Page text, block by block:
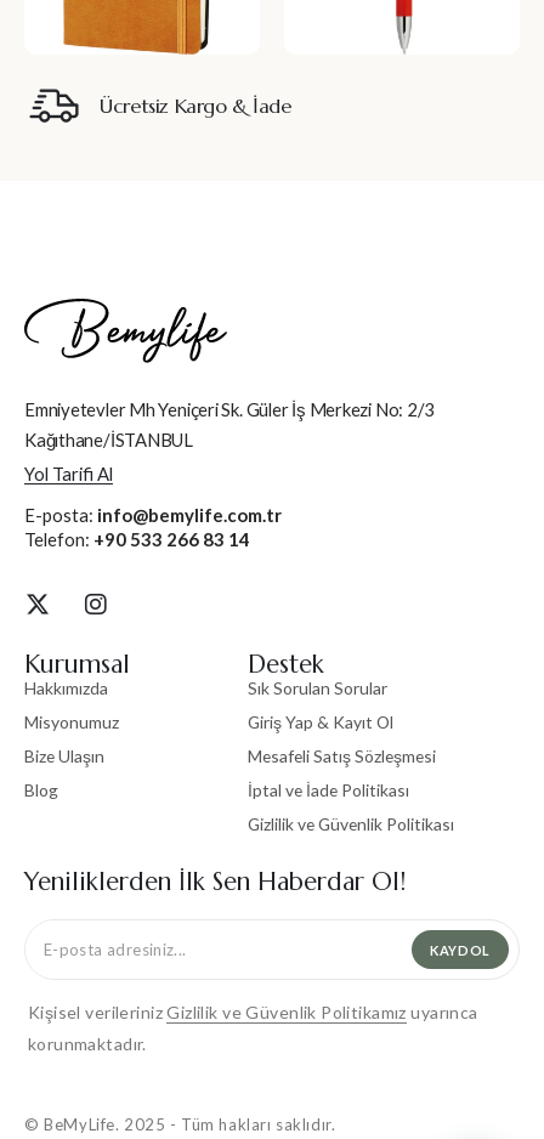
Ücretsiz Kargo & İade
Emniyetevler Mh Yeniçeri Sk. Güler İş Merkezi No: 2/3
Kağıthane/İSTANBUL
Yol Tarifi Al
E-posta: info@bemylife.com.tr
Telefon: +90 533 266 83 14
Kurumsal
Hakkımızda
Misyonumuz
Bize Ulaşın
Blog
Destek
Sık Sorulan Sorular
Giriş Yap & Kayıt Ol
Mesafeli Satış Sözleşmesi
İptal ve İade Politikası
Gizlilik ve Güvenlik Politikası
Yeniliklerden İlk Sen Haberdar Ol!
KAYDOL
Kişisel verilerinizGizlilik ve Güvenlik Politikamız uyarınca
korunmaktadır.
© BeMyLife. 2025 - Tüm hakları saklıdır.